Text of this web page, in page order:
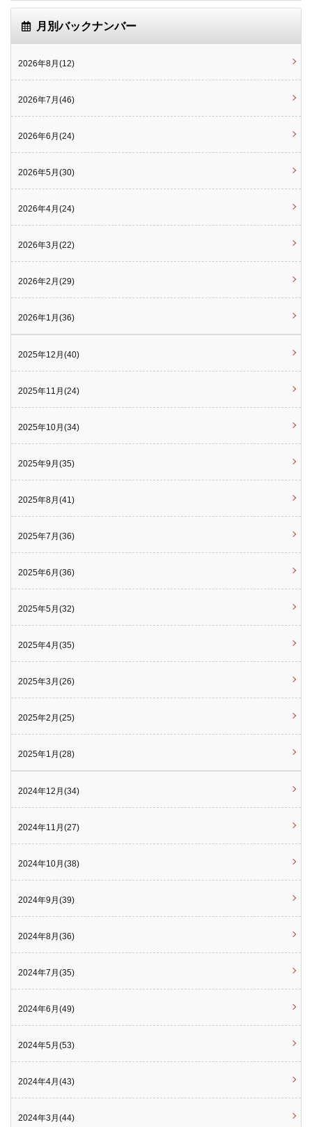
月別バックナンバー
2026年8月(12)
2026年7月(46)
2026年6月(24)
2026年5月(30)
2026年4月(24)
2026年3月(22)
2026年2月(29)
2026年1月(36)
2025年12月(40)
2025年11月(24)
2025年10月(34)
2025年9月(35)
2025年8月(41)
2025年7月(36)
2025年6月(36)
2025年5月(32)
2025年4月(35)
2025年3月(26)
2025年2月(25)
2025年1月(28)
2024年12月(34)
2024年11月(27)
2024年10月(38)
2024年9月(39)
2024年8月(36)
2024年7月(35)
2024年6月(49)
2024年5月(53)
2024年4月(43)
2024年3月(44)